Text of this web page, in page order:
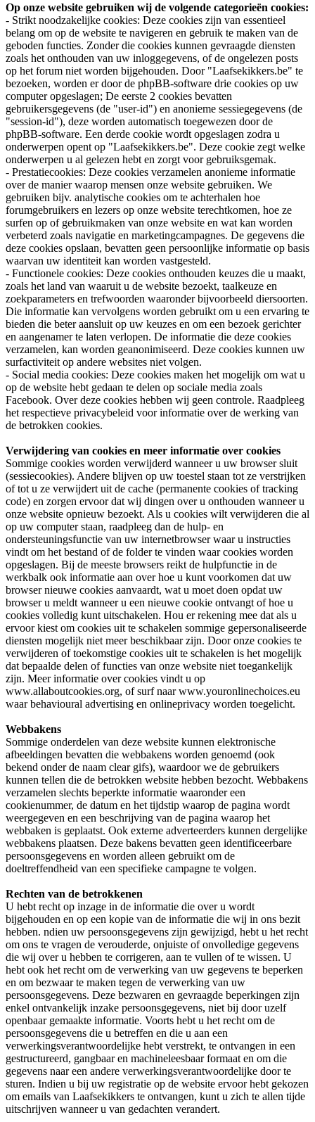
Op onze website gebruiken wij de volgende categorieën cookies:
- Strikt noodzakelijke cookies: Deze cookies zijn van essentieel
belang om op de website te navigeren en gebruik te maken van de
geboden functies. Zonder die cookies kunnen gevraagde diensten
zoals het onthouden van uw inloggegevens, of de ongelezen posts
op het forum niet worden bijgehouden. Door "Laafsekikkers.be" te
bezoeken, worden er door de phpBB-software drie cookies op uw
computer opgeslagen; De eerste 2 cookies bevatten
gebruikersgegevens (de "user-id") en anonieme sessiegegevens (de
"session-id"), deze worden automatisch toegewezen door de
phpBB-software. Een derde cookie wordt opgeslagen zodra u
onderwerpen opent op "Laafsekikkers.be". Deze cookie zegt welke
onderwerpen u al gelezen hebt en zorgt voor gebruiksgemak.
- Prestatiecookies: Deze cookies verzamelen anonieme informatie
over de manier waarop mensen onze website gebruiken. We
gebruiken bijv. analytische cookies om te achterhalen hoe
forumgebruikers en lezers op onze website terechtkomen, hoe ze
surfen op of gebruikmaken van onze website en wat kan worden
verbeterd zoals navigatie en marketingcampagnes. De gegevens die
deze cookies opslaan, bevatten geen persoonlijke informatie op basis
waarvan uw identiteit kan worden vastgesteld.
- Functionele cookies: Deze cookies onthouden keuzes die u maakt,
zoals het land van waaruit u de website bezoekt, taalkeuze en
zoekparameters en trefwoorden waaronder bijvoorbeeld diersoorten.
Die informatie kan vervolgens worden gebruikt om u een ervaring te
bieden die beter aansluit op uw keuzes en om een bezoek gerichter
en aangenamer te laten verlopen. De informatie die deze cookies
verzamelen, kan worden geanonimiseerd. Deze cookies kunnen uw
surfactiviteit op andere websites niet volgen.
- Social media cookies: Deze cookies maken het mogelijk om wat u
op de website hebt gedaan te delen op sociale media zoals
Facebook. Over deze cookies hebben wij geen controle. Raadpleeg
het respectieve privacybeleid voor informatie over de werking van
de betrokken cookies.
Verwijdering van cookies en meer informatie over cookies
Sommige cookies worden verwijderd wanneer u uw browser sluit
(sessiecookies). Andere blijven op uw toestel staan tot ze verstrijken
of tot u ze verwijdert uit de cache (permanente cookies of tracking
code) en zorgen ervoor dat wij dingen over u onthouden wanneer u
onze website opnieuw bezoekt. Als u cookies wilt verwijderen die al
op uw computer staan, raadpleeg dan de hulp- en
ondersteuningsfunctie van uw internetbrowser waar u instructies
vindt om het bestand of de folder te vinden waar cookies worden
opgeslagen. Bij de meeste browsers reikt de hulpfunctie in de
werkbalk ook informatie aan over hoe u kunt voorkomen dat uw
browser nieuwe cookies aanvaardt, wat u moet doen opdat uw
browser u meldt wanneer u een nieuwe cookie ontvangt of hoe u
cookies volledig kunt uitschakelen. Hou er rekening mee dat als u
ervoor kiest om cookies uit te schakelen sommige gepersonaliseerde
diensten mogelijk niet meer beschikbaar zijn. Door onze cookies te
verwijderen of toekomstige cookies uit te schakelen is het mogelijk
dat bepaalde delen of functies van onze website niet toegankelijk
zijn. Meer informatie over cookies vindt u op
www.allaboutcookies.org, of surf naar www.youronlinechoices.eu
waar behavioural advertising en onlineprivacy worden toegelicht.
Webbakens
Sommige onderdelen van deze website kunnen elektronische
afbeeldingen bevatten die webbakens worden genoemd (ook
bekend onder de naam clear gifs), waardoor we de gebruikers
kunnen tellen die de betrokken website hebben bezocht. Webbakens
verzamelen slechts beperkte informatie waaronder een
cookienummer, de datum en het tijdstip waarop de pagina wordt
weergegeven en een beschrijving van de pagina waarop het
webbaken is geplaatst. Ook externe adverteerders kunnen dergelijke
webbakens plaatsen. Deze bakens bevatten geen identificeerbare
persoonsgegevens en worden alleen gebruikt om de
doeltreffendheid van een specifieke campagne te volgen.
Rechten van de betrokkenen
U hebt recht op inzage in de informatie die over u wordt
bijgehouden en op een kopie van de informatie die wij in ons bezit
hebben. ndien uw persoonsgegevens zijn gewijzigd, hebt u het recht
om ons te vragen de verouderde, onjuiste of onvolledige gegevens
die wij over u hebben te corrigeren, aan te vullen of te wissen. U
hebt ook het recht om de verwerking van uw gegevens te beperken
en om bezwaar te maken tegen de verwerking van uw
persoonsgegevens. Deze bezwaren en gevraagde beperkingen zijn
enkel ontvankelijk inzake persoonsgegevens, niet bij door uzelf
openbaar gemaakte informatie. Voorts hebt u het recht om de
persoonsgegevens die u betreffen en die u aan een
verwerkingsverantwoordelijke hebt verstrekt, te ontvangen in een
gestructureerd, gangbaar en machineleesbaar formaat en om die
gegevens naar een andere verwerkingsverantwoordelijke door te
sturen. Indien u bij uw registratie op de website ervoor hebt gekozen
om emails van Laafsekikkers te ontvangen, kunt u zich te allen tijde
uitschrijven wanneer u van gedachten verandert.